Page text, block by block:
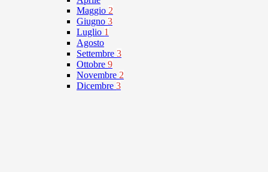
Maggio 2
Giugno 3
Luglio 1
Agosto
Settembre 3
Ottobre 9
Novembre 2
Dicembre 3